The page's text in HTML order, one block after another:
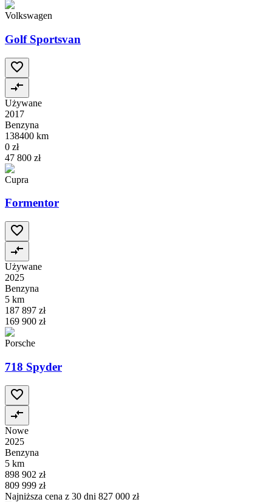
Volkswagen
Golf Sportsvan
Używane
2017
Benzyna
138400 km
0 zł
47 800 zł
Cupra
Formentor
Używane
2025
Benzyna
5 km
187 897 zł
169 900 zł
Porsche
718 Spyder
Nowe
2025
Benzyna
5 km
898 902 zł
809 999 zł
Najniższa cena z 30 dni 827 000 zł